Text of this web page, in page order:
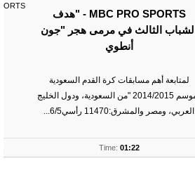
MBC PRO SPORTS - "هدف
الشباب الثالث في مرمى هجر "جون
أنطوي
لمتابعة أهم مسابقات كرة القدم السعودية
لموسم 2014/2015 "من السعودية، ودول الخليج
العربي، ومصر والمشرق:11470 رأسي6/5...
Time: 01:22